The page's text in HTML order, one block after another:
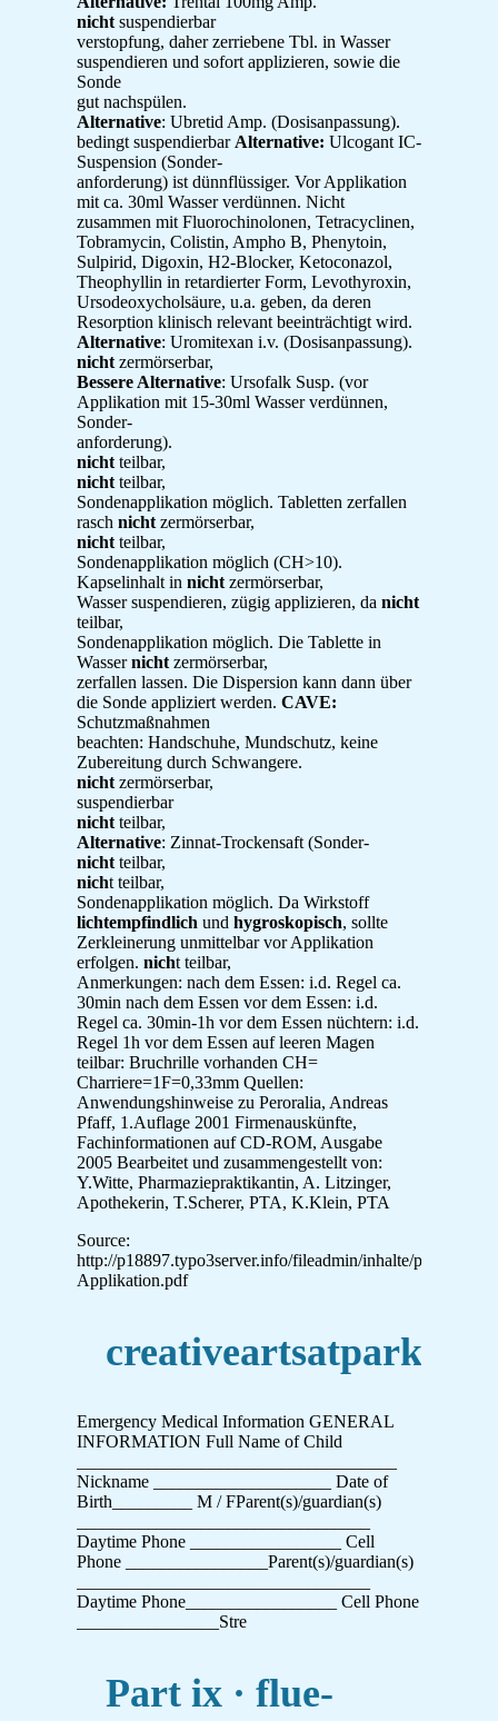
nicht suspendierbar
verstopfung, daher zerriebene Tbl. in Wasser
suspendieren und sofort applizieren, sowie die
Sonde
gut nachspülen.
Alternative: Ubretid Amp. (Dosisanpassung).
bedingt suspendierbar Alternative: Ulcogant IC-
Suspension (Sonder-
anforderung) ist dünnflüssiger. Vor Applikation
mit ca. 30ml Wasser verdünnen. Nicht
zusammen mit Fluorochinolonen, Tetracyclinen,
Tobramycin, Colistin, Ampho B, Phenytoin,
Sulpirid, Digoxin, H2-Blocker, Ketoconazol,
Theophyllin in retardierter Form, Levothyroxin,
Ursodeoxycholsäure, u.a. geben, da deren
Resorption klinisch relevant beeinträchtigt wird.
Alternative: Uromitexan i.v. (Dosisanpassung).
nicht zermörserbar,
Bessere Alternative: Ursofalk Susp. (vor
Applikation mit 15-30ml Wasser verdünnen,
Sonder-
anforderung).
nicht teilbar,
nicht teilbar,
Sondenapplikation möglich. Tabletten zerfallen
rasch nicht zermörserbar,
nicht teilbar,
Sondenapplikation möglich (CH>10).
Kapselinhalt in nicht zermörserbar,
Wasser suspendieren, zügig applizieren, da nicht
teilbar,
Sondenapplikation möglich. Die Tablette in
Wassernicht zermörserbar,
zerfallen lassen. Die Dispersion kann dann über
die Sonde appliziert werden. CAVE:
Schutzmaßnahmen
beachten: Handschuhe, Mundschutz, keine
Zubereitung durch Schwangere.
nicht zermörserbar,
suspendierbar
nicht teilbar,
Alternative: Zinnat-Trockensaft (Sonder-
nicht teilbar,
nicht teilbar,
Sondenapplikation möglich. Da Wirkstoff
lichtempfindlich und hygroskopisch, sollte
Zerkleinerung unmittelbar vor Applikation
erfolgen. nicht teilbar,
Anmerkungen: nach dem Essen: i.d. Regel ca.
30min nach dem Essen vor dem Essen: i.d.
Regel ca. 30min-1h vor dem Essen nüchtern: i.d.
Regel 1h vor dem Essen auf leeren Magen
teilbar: Bruchrille vorhanden CH=
Charriere=1F=0,33mm Quellen:
Anwendungshinweise zu Peroralia, Andreas
Pfaff, 1.Auflage 2001 Firmenauskünfte,
Fachinformationen auf CD-ROM, Ausgabe
2005 Bearbeitet und zusammengestellt von:
Y.Witte, Pharmaziepraktikantin, A. Litzinger,
Apothekerin, T.Scherer, PTA, K.Klein, PTA
Source:
http://p18897.typo3server.info/fileadmin/inhalte/pdfs/
Applikation.pdf
creativeartsatpark.org
Emergency Medical Information GENERAL
INFORMATION Full Name of Child
Nickname ____________________ Date of
Birth_________ M / FParent(s)/guardian(s)
Daytime Phone _________________ Cell
Phone ________________Parent(s)/guardian(s)
Daytime Phone_________________ Cell Phone
________________Stre
Part ix · flue-